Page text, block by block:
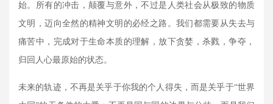
始。所有的冲击，颠覆与意外，不过是人类社会从极致的物质
文明，迈向全然的精神文明的必经之路。我们都需要从失去与
痛苦中，完成对于生命本质的理解，放下贪婪，杀戮，争夺，
归回人心最原始的状态。
未来的轨迹，不再是关乎于你我的个人得失，而是关乎于“世界